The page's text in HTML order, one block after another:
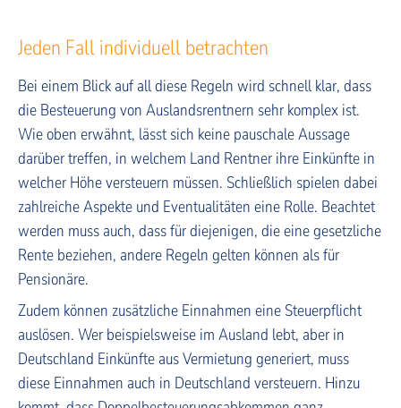
Jeden Fall individuell betrachten
Bei einem Blick auf all diese Regeln wird schnell klar, dass
die Besteuerung von Auslandsrentnern sehr komplex ist.
Wie oben erwähnt, lässt sich keine pauschale Aussage
darüber treffen, in welchem Land Rentner ihre Einkünfte in
welcher Höhe versteuern müssen. Schließlich spielen dabei
zahlreiche Aspekte und Eventualitäten eine Rolle. Beachtet
werden muss auch, dass für diejenigen, die eine gesetzliche
Rente beziehen, andere Regeln gelten können als für
Pensionäre.
Zudem können zusätzliche Einnahmen eine Steuerpflicht
auslösen. Wer beispielsweise im Ausland lebt, aber in
Deutschland Einkünfte aus Vermietung generiert, muss
diese Einnahmen auch in Deutschland versteuern. Hinzu